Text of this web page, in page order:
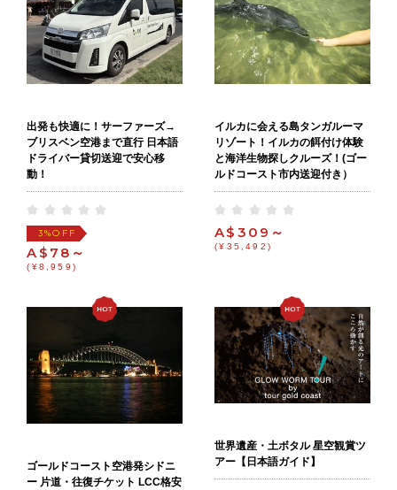
出発も快適に！サーファーズ→
ブリスベン空港まで直行 日本語
ドライバー貸切送迎で安心移
動！
3%OFF
A$78～
(¥8,959)
イルカに会える島タンガルーマ
リゾート！イルカの餌付け体験
と海洋生物探しクルーズ！(ゴー
ルドコースト市内送迎付き）
A$309～
(¥35,492)
ゴールドコースト空港発シドニ
ー 片道・往復チケット LCC格安
世界遺産・土ボタル 星空観賞ツ
アー【日本語ガイド】